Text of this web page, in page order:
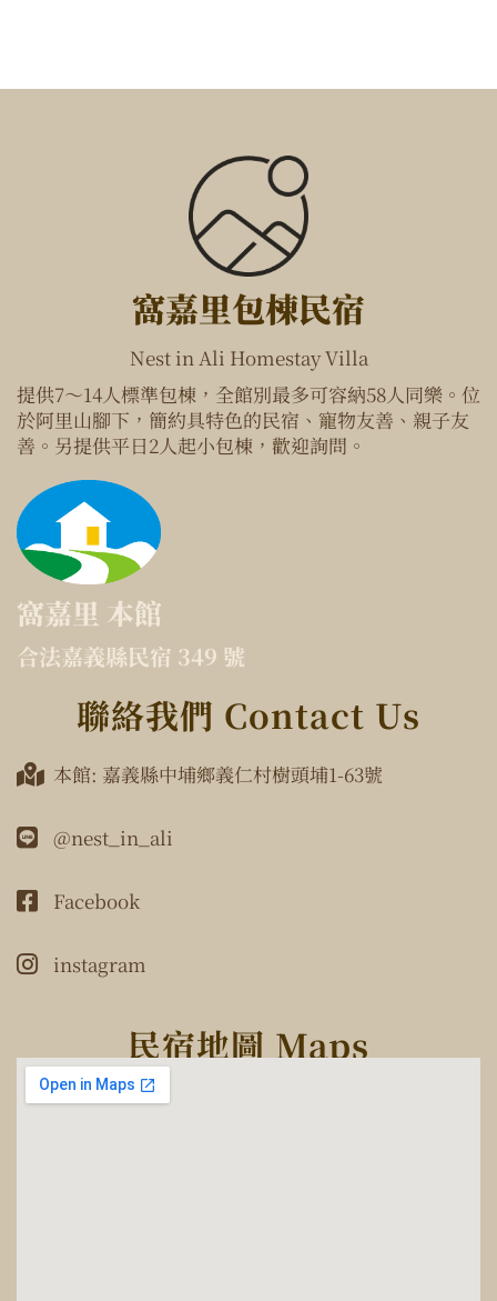
窩嘉里包棟民宿
Nest in Ali Homestay Villa
提供7～14人標準包棟，全館別最多可容納58人同樂。位
於阿里山腳下，簡約具特色的民宿、寵物友善、親子友
善。另提供平日2人起小包棟，歡迎詢問。
窩嘉里 本館
合法嘉義縣民宿 349 號
聯絡我們 Contact Us
本館: 嘉義縣中埔鄉義仁村樹頭埔1-63號
@nest_in_ali
Facebook
instagram
民宿地圖 Maps